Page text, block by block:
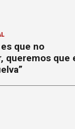
que no
queremos que